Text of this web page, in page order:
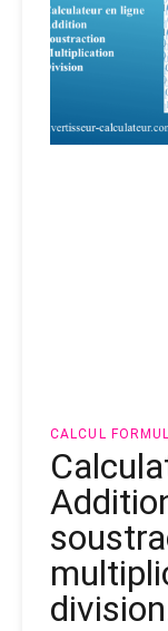
CALCUL